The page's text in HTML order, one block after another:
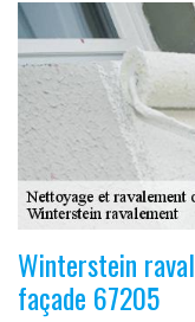
Winterstein
façade 67205